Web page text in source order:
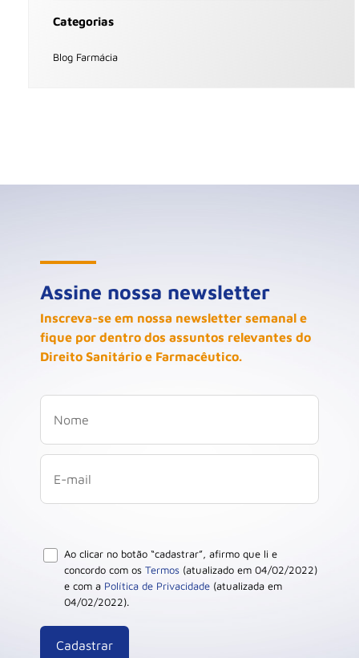
Categorias
Blog Farmácia
Assine nossa newsletter
Inscreva-se em nossa newsletter semanal e
fique por dentro dos assuntos relevantes do
Direito Sanitário e Farmacêutico.
Ao clicar no botão “cadastrar”, afirmo que li e
concordo com os Termos (atualizado em 04/02/2022)
e com a Política de Privacidade (atualizada em
04/02/2022).